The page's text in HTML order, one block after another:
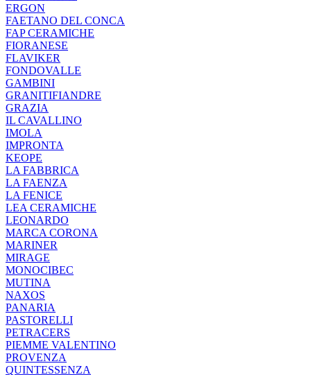
ERGON
FAETANO DEL CONCA
FAP CERAMICHE
FIORANESE
FLAVIKER
FONDOVALLE
GAMBINI
GRANITIFIANDRE
GRAZIA
IL CAVALLINO
IMOLA
IMPRONTA
KEOPE
LA FABBRICA
LA FAENZA
LA FENICE
LEA CERAMICHE
LEONARDO
MARCA CORONA
MARINER
MIRAGE
MONOCIBEC
MUTINA
NAXOS
PANARIA
PASTORELLI
PETRACERS
PIEMME VALENTINO
PROVENZA
QUINTESSENZA